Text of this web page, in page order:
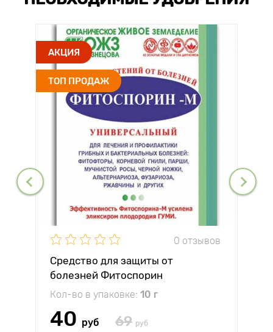
АКЦИЯ
ТОП ПРОДАЖ
0 отзывов
Средство для защиты от
болезней Фитоспорин
Кол-во в упаковке: 10 г
40 руб 69 руб